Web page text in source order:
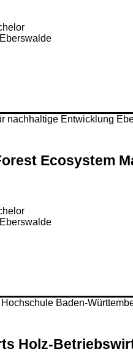
Ecosystem
Holz-